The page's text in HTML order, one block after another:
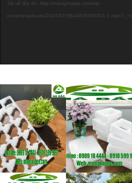
Rate
this
post
Tải về tệp tin: http://mangxoppe.com/wp-
content/uploads/2024/07/5644925656301-1.mp4?_=1